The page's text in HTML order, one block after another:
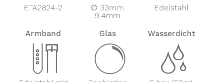
ETA2824-2
∅ 33mm
9.4mm
Edelstahl
Armband
x
Glas
y
Wasserdicht
z